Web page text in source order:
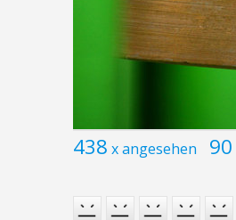
438 x angesehen 90